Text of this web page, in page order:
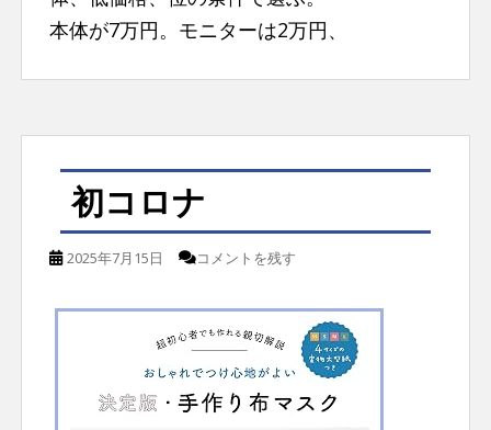
本体が7万円。モニターは2万円、
初コロナ
2025年7月15日 コメントを残す